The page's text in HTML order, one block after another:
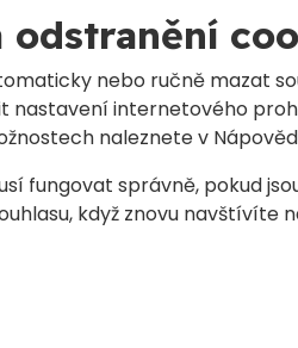
odstranění
nebo ručně mazat
internetového
naleznete v
fungovat správně, pokud
když znovu navštívíte